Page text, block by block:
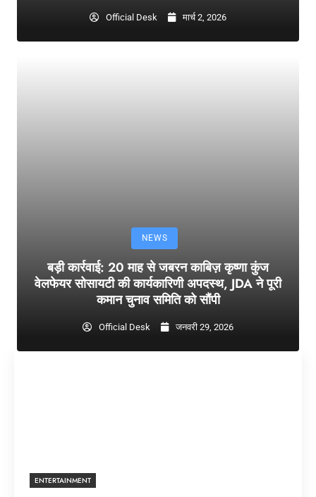
Official Desk मार्च 2, 2026
NEWS
बड़ी कार्रवाई: 20 माह से जबरन काबिज़ कृष्णा कुंज
वेलफेयर सोसायटी की कार्यकारिणी अपदस्थ, JDA ने पूरी
कमान चुनाव समिति को सौंपी
Official Desk जनवरी 29, 2026
ENTERTAINMENT